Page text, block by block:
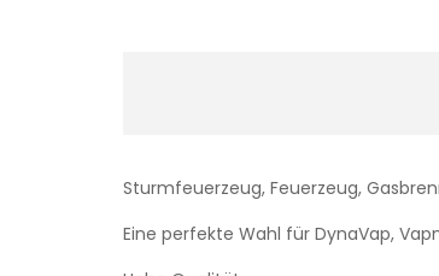
Sturmfeuerzeug, Feuerzeug,
Eine perfekte Wahl für DynaVap,